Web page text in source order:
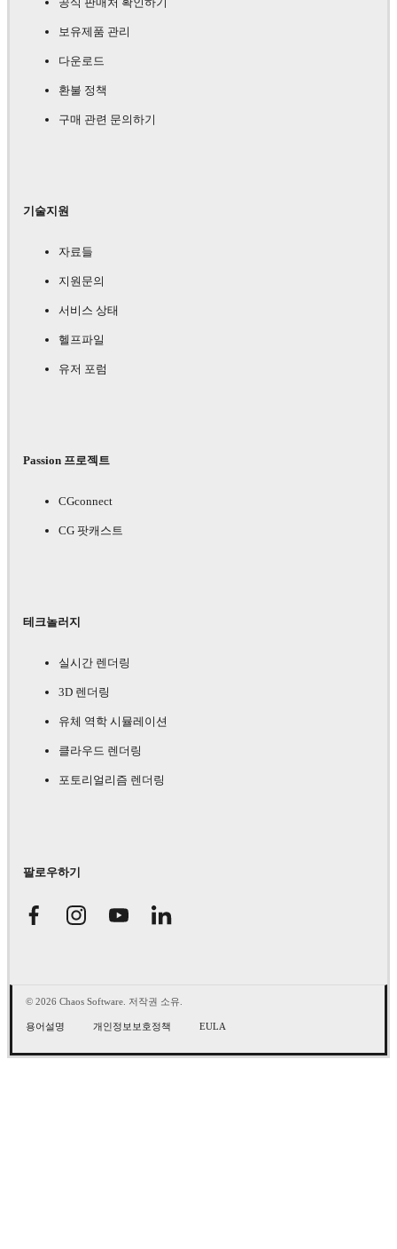
보유제품 관리
다운로드
환불 정책
구매 관련 문의하기
기술지원
자료들
지원문의
서비스 상태
헬프파일
유저 포럼
Passion 프로젝트
CGconnect
CG 팟캐스트
테크놀러지
실시간 렌더링
3D 렌더링
유체 역학 시뮬레이션
클라우드 렌더링
포토리얼리즘 렌더링
팔로우하기
© 2026 Chaos Software. 저작권 소유.
용어설명 개인정보보호정책 EULA